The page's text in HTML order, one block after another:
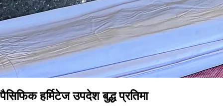
पैसिफिक हर्मिटेज उपदेश बुद्ध प्रतिमा